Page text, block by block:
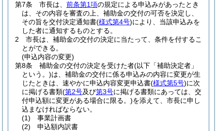
第7条
市長は、 前条第1項の規定による申込みがあったとき
は、その内容を審査の上、補助金の交付の可否を決定し、
その旨を交付決定通知書(様式第4号)により、当該申込みを
した者に通知するものとする。
2
市長は、補助金の交付の決定に当たって、条件を付するこ
とができる。
(申込内容の変更)
第8条
補助金の交付の決定を受けた者(以下「補助決定者」
という。)は、補助金の交付に係る申込みの内容に変更が生
じたときは、速やかに申込内容変更申込書(様式第5号)に次
に掲げる書類(第2号及び第3号に掲げる書類にあっては、交
付申込額に変更がある場合に限る。)を添えて、市長に申し
込まなければならない。
(1)
事業計画書
(2)
申込額内訳書